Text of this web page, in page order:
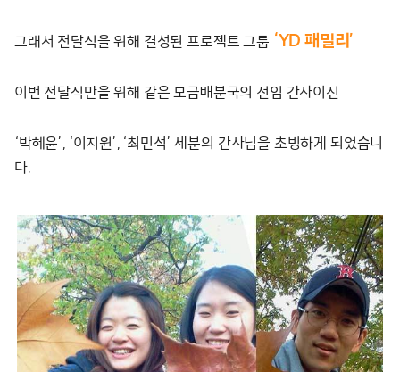
그래서 전달식을 위해 결성된 프로젝트 그룹 ‘YD 패밀리’
이번 전달식만을 위해 같은 모금배분국의 선임 간사이신
‘박혜윤’, ‘이지원’, ‘최민석’ 세분의 간사님을 초빙하게 되었습니
다.